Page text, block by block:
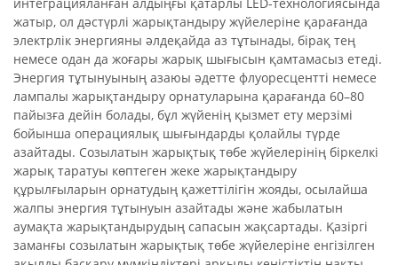
жатыр, ол дәстүрлі жарықтандыру жүйелеріне қарағанда
электрлік энергияны әлдеқайда аз тұтынады, бірақ тең
немесе одан да жоғары жарық шығысын қамтамасыз етеді.
Энергия тұтынуының азаюы әдетте флуоресцентті немесе
лампалы жарықтандыру орнатуларына қарағанда 60–80
пайызға дейін болады, бұл жүйенің қызмет ету мерзімі
бойынша операциялық шығындарды қолайлы түрде
азайтады. Созылатын жарықтық төбе жүйелерінің біркелкі
жарық таратуы көптеген жеке жарықтандыру
құрылғыларын орнатудың қажеттілігін жояды, осылайша
жалпы энергия тұтынуын азайтады және жабылатын
аумақта жарықтандырудың сапасын жақсартады. Қазіргі
заманғы созылатын жарықтық төбе жүйелеріне енгізілген